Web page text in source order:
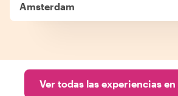
Amsterdam
Ver todas las experiencias